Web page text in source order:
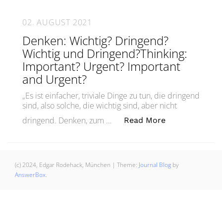
02. AUGUST 2021
Denken: Wichtig? Dringend?
Wichtig und Dringend?Thinking:
Important? Urgent? Important
and Urgent?
„Es ist einfacher, triviale Dinge zu tun, die dringend
sind, also solche, die wichtig sind, aber nicht
dringend. Denken, zum …
Read More„Denken:
(c) 2024, Edgar Rodehack, München | Theme: Journal Blog by
AnswerBox.